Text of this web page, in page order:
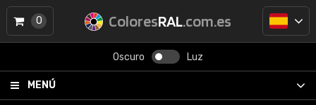
ColoresRAL.com.es
Oscuro Luz
MENÚ
0